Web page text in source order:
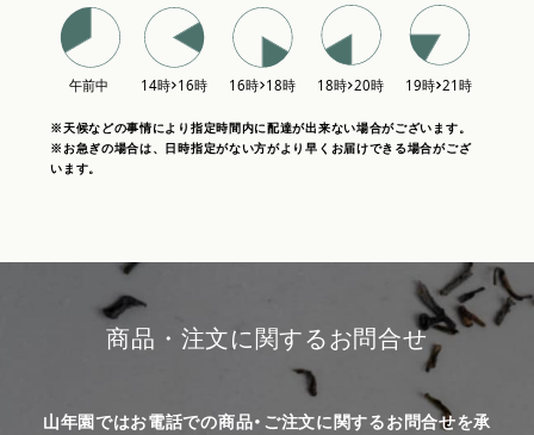
※天候などの事情により指定時間内に配達が出来ない場合がございます。
※お急ぎの場合は、日時指定がない方がより早くお届けできる場合がござ
います。
商品・注文に関するお問合せ
山年園ではお電話での商品・ご注文に関するお問合せを承